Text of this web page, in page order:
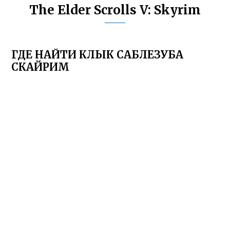
The Elder Scrolls V: Skyrim
ГДЕ НАЙТИ КЛЫК САБЛЕЗУБА
СКАЙРИМ